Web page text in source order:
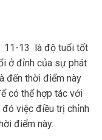
11-13 là độ tuổi tốt
ở đỉnh của sự phát
đến thời điểm này
có thể hợp tác với
việc điều trị chỉnh
điểm này.